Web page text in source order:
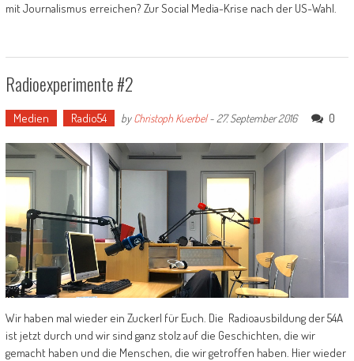
mit Journalismus erreichen? Zur Social Media-Krise nach der US-Wahl.
Radioexperimente #2
Medien Radio54 byChristoph Kuerbel- 27. September 2016 0
Wir haben mal wieder ein Zuckerl für Euch. Die Radioausbildung der 54A
ist jetzt durch und wir sind ganz stolz auf die Geschichten, die wir
gemacht haben und die Menschen, die wir getroffen haben. Hier wieder